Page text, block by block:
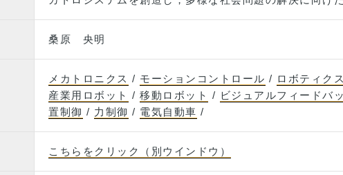
桑原 央明
メカトロニクス / モーションコントロール / ロボティクス
産業用ロボット / 移動ロボット / ビジュアルフィードバ
置制御 / 力制御 / 電気自動車 /
こちらをクリック（別ウインドウ）